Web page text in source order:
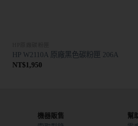
HP W2110A 原廠黑色碳粉匣 206A
NT$1,950
機器販售
幫